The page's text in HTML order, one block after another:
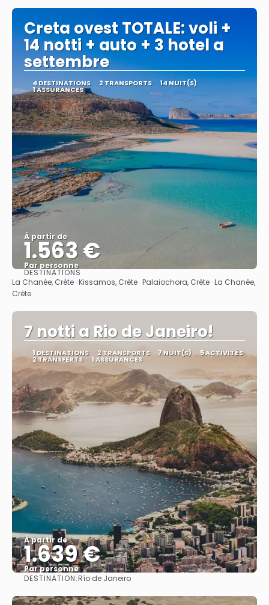
Creta ovest TOTALE: voli +
14 notti + auto + 3 hotel a
settembre
4 DESTINATIONS 2 TRANSPORTS 14 NUIT(S)
1 ASSURANCES
À partir de
1.563 €
Par personne
Afficher
DESTINATIONS
La Chanée, Crète · Kissamos, Crète · Palaiochora, Crète · La Chanée,
Crète
7 notti a Rio de Janeiro!
1 DESTINATIONS 2 TRANSPORTS 7 NUIT(S) 5 ACTIVITÉS
2 TRANSFERTS 1 ASSURANCES
À partir de
1.639 €
Par personne
Afficher
DESTINATION:Río de Janeiro